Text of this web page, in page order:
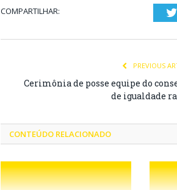
COMPARTILHAR:
PREVIOUS
Cerimônia de posse equipe do
de igualdade
CONTEÚDO RELACIONADO